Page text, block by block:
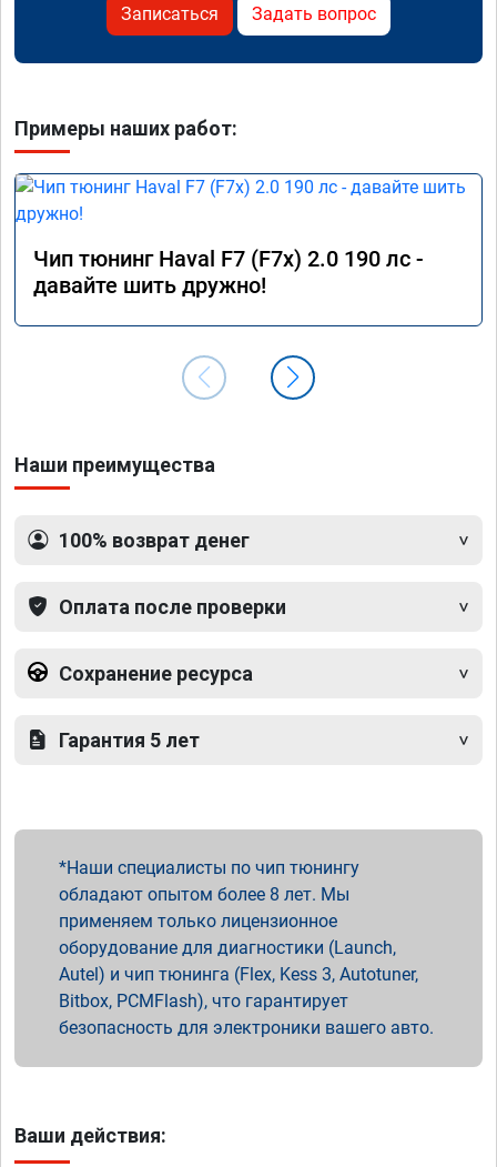
Записаться Задать вопрос
Примеры наших работ:
Чип тюнинг Haval F7 (F7x) 2.0 190 лс -
давайте шить дружно!
Наши преимущества
100% возврат денег
Оплата после проверки
Сохранение ресурса
Гарантия 5 лет
Наши специалисты по чип тюнингу
обладают опытом более 8 лет. Мы
применяем только лицензионное
оборудование для диагностики (Launch,
Autel) и чип тюнинга (Flex, Kess 3, Autotuner,
Bitbox, PCMFlash), что гарантирует
безопасность для электроники вашего авто.
Ваши действия: